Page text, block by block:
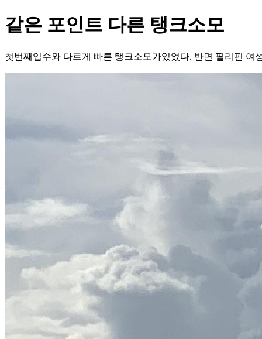
같은 포인트 다른 탱크소모
첫번째입수와 다르게 빠른 탱크소모가있었다. 반면 필리핀